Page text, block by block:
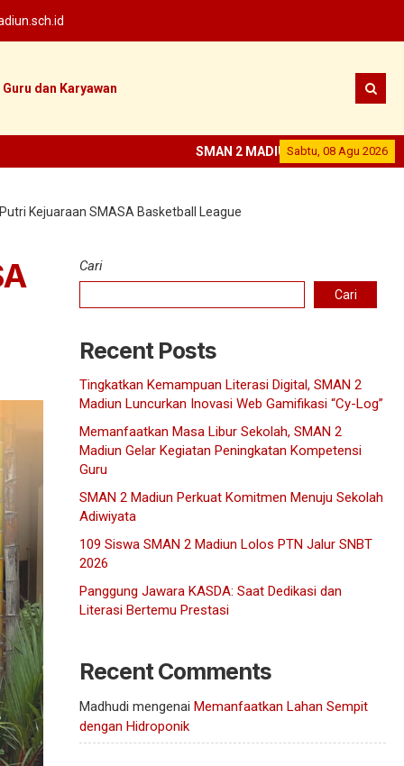
Guru dan Karyawan
Sabtu, 08 Agu 2026
SMAN 2 MADIUN --SEKOLAH
Kejuaraan SMASA Basketball League
Cari
Cari
Recent Posts
Tingkatkan Kemampuan Literasi Digital, SMAN 2
Madiun Luncurkan Inovasi Web Gamifikasi “Cy-Log”
Memanfaatkan Masa Libur Sekolah, SMAN 2
Madiun Gelar Kegiatan Peningkatan Kompetensi
Guru
SMAN 2 Madiun Perkuat Komitmen Menuju Sekolah
Adiwiyata
109 Siswa SMAN 2 Madiun Lolos PTN Jalur SNBT
2026
Panggung Jawara KASDA: Saat Dedikasi dan
Literasi Bertemu Prestasi
Recent Comments
Madhudi mengenai Memanfaatkan Lahan Sempit
dengan Hidroponik